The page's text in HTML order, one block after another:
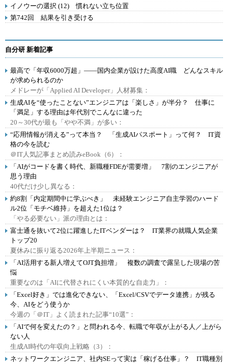
イノウーの選択 (12) 慣れない立ち位置
第742回 結果を引き受ける
自分研 新着記事
最高で「年収6000万超」――国内企業が設けた高度AI職 どんなスキル
が求められるのか
メドレーが「Applied AI Developer」人材募集：
生成AIを“使ったことない”エンジニアは「楽しさ」が半分？ 仕事に
「満足」する理由は年代別でこんなに違った
20～30代が最も「やや不満」が多い：
“応用情報が消える”って本当？ 「生成AIパスポート」って何？ IT資
格の今を読む
＠IT人気記事まとめ読みeBook（6）：
「AIがコードを書く時代、新職種FDEが需要増」 7割のエンジニアが
思う理由
40代だけ少し異なる：
約8割「内定期間中に学ぶべき」 未経験エンジニア自主学習のハード
ル2位「モチベ維持」を超えた1位は？
「やる必要ない」派の理由とは：
富士通を抜いて2位に躍進したITベンダーは？ IT業界の就職人気企業
トップ20
夏休みに振り返る2026年上半期ニュース：
「AI活用する新人増えてOJT負担増」 複数の調査で露呈した現場の苦
悩
重要なのは「AIに代替されにくい本質的な自走力」：
「Excel好き」では進化できない、「Excel/CSVでデータ連携」が残る
今、AIをどう使うか
今週の「＠IT」よく読まれた記事“10選”：
「AIで何を変えたの？」と問われる今、転職で年収が上がる人／上がら
ない人
生成AI時代の年収向上戦略（3）：
ネットワークエンジニア、社内SEって実は「稼げる仕事」？ IT職種別